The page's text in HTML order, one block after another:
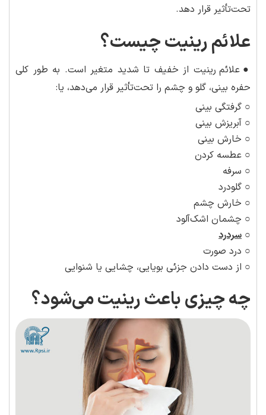
تحت‌تأثیر قرار دهد.
علائم رینیت چیست؟
●علائم رینیت از خفیف تا شدید متغیر است. به طور کلی
حفره بینی، گلو و چشم را تحت‌تأثیر قرار می‌دهد، یا:
○ گرفتگی بینی
○ آبریزش بینی
○ خارش بینی
○ عطسه کردن
○ سرفه
○ گلودرد
○ خارش چشم
○ چشمان اشک‌آلود
○ سردرد
○ درد صورت
○ از دست دادن جزئی بویایی، چشایی یا شنوایی
چه چیزی باعث رینیت می‌شود؟